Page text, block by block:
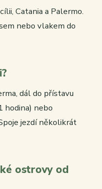
Catania a Palermo.
nebo vlakem do
dál do přístavu
hodina) nebo
jezdí několikrát
ostrovy od